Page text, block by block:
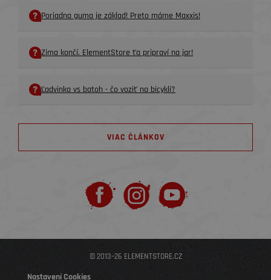
Poriadna guma je základ! Preto máme Maxxis!
Zima končí. ElementStore ťa pripraví na jar!
Ľadvinka vs batoh - čo voziť na bicykli?
VIAC ČLÁNKOV
© 2013–26 ELEMENTSTORE.CZ
Nastavení Cookies